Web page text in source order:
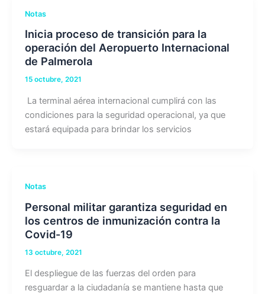
Notas
Inicia proceso de transición para la
operación del Aeropuerto Internacional
de Palmerola
15 octubre, 2021
La terminal aérea internacional cumplirá con las
condiciones para la seguridad operacional, ya que
estará equipada para brindar los servicios
Notas
Personal militar garantiza seguridad en
los centros de inmunización contra la
Covid-19
13 octubre, 2021
El despliegue de las fuerzas del orden para
resguardar a la ciudadanía se mantiene hasta que